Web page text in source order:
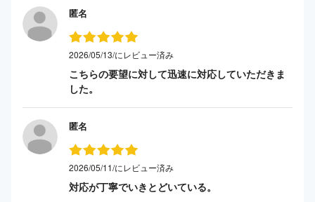
匿名
2026/05/13/にレビュー済み
こちらの要望に対して迅速に対応していただきま
した。
匿名
2026/05/11/にレビュー済み
対応が丁寧でいきとどいている。